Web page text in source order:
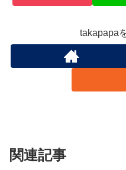
takapapa
関連記事